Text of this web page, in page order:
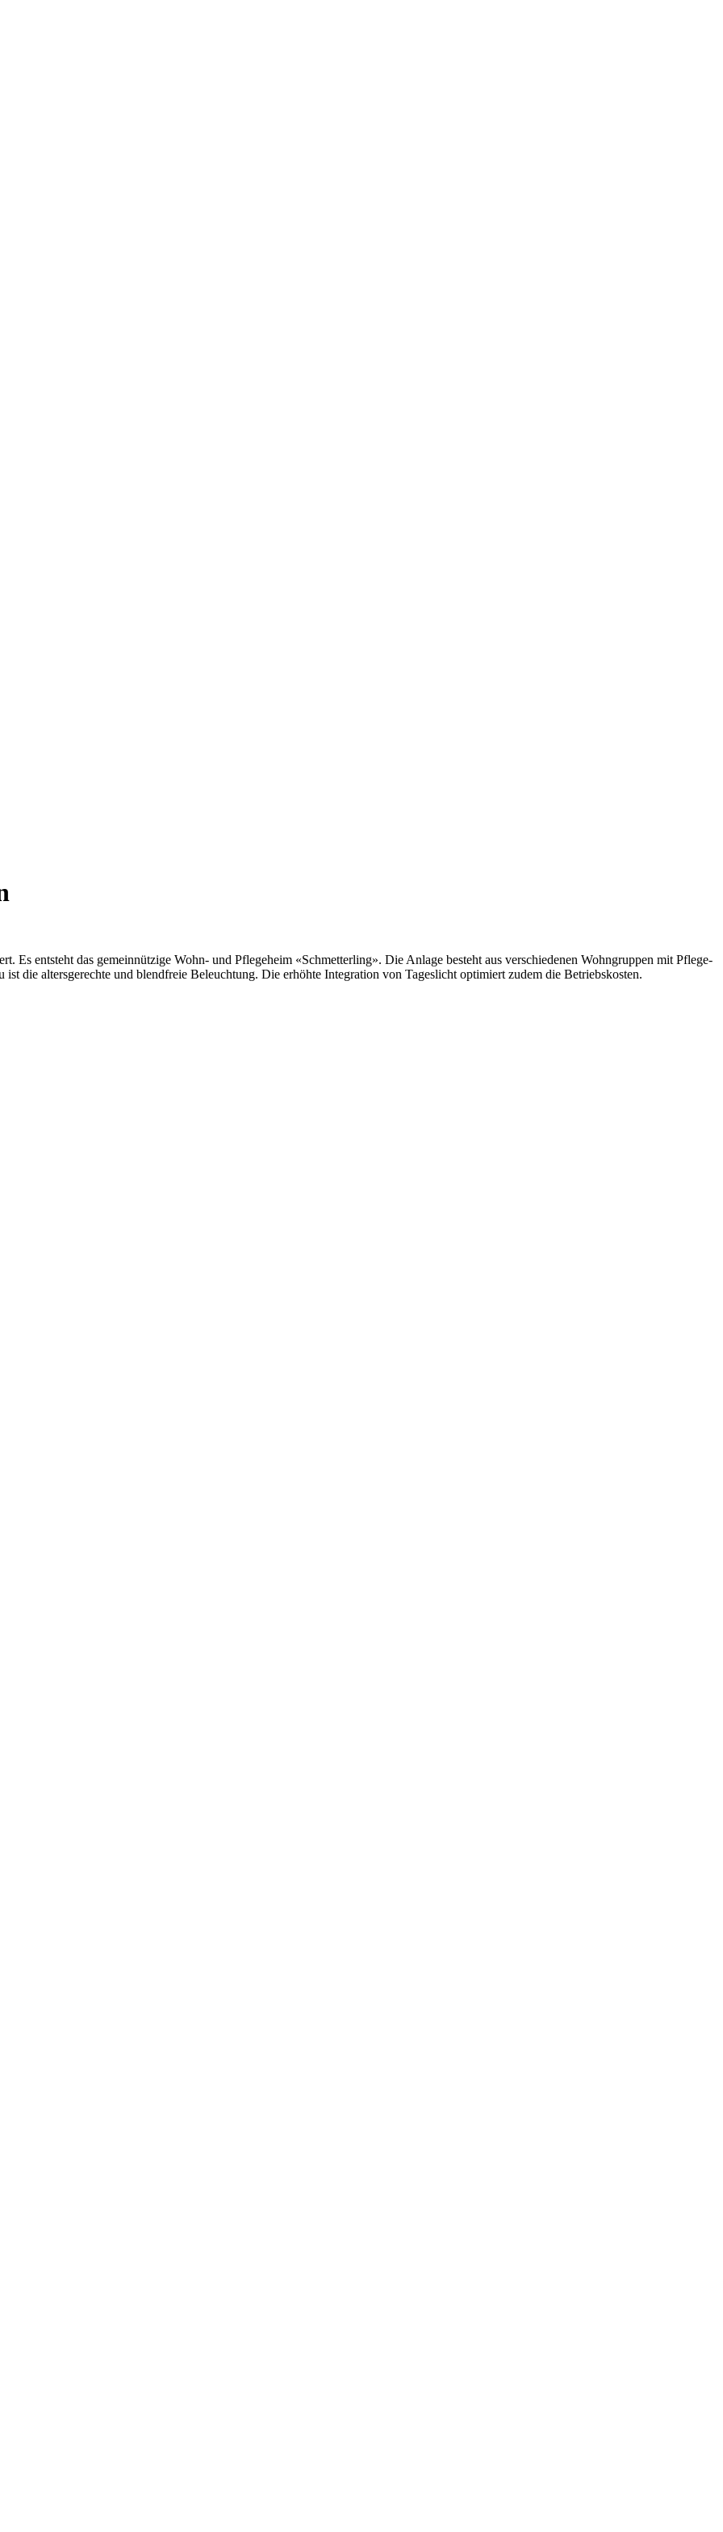
Es entsteht das gemeinnützige Wohn- und Pflegeheim «Schmetterling». Die Anlage besteht aus verschiedenen Wohngruppen mit Pflege-
die altersgerechte und blendfreie Beleuchtung. Die erhöhte Integration von Tageslicht optimiert zudem die Betriebskosten.